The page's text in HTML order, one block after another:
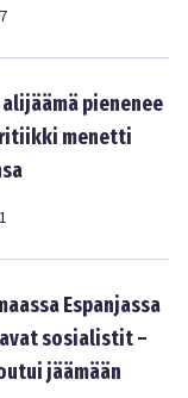
pienenee
menetti
Espanjassa
sosialistit –
jäämään